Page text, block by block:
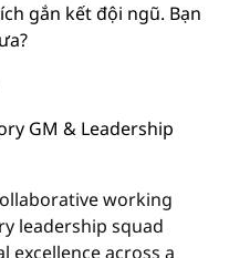
gắn kết đội ngũ. Bạn
GM & Leadership
working
leadership squad
excellence across a